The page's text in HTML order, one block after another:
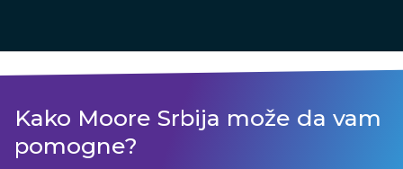
Kako Moore Srbija može da vam
pomogne?